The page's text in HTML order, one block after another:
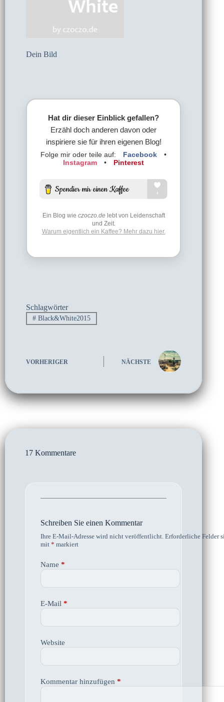
Dein Bild
Hat dir dieser Einblick gefallen?
Erzähl doch anderen davon oder
inspiriere sie für ihren eigenen Blog!
Folge mir oder teile auf: Facebook
•
Instagram
• Pinterest
Ein Blog wie czoczo.delebt von Leidenschaft
und Zeit.
Warum eigentlich ein Kaffee? Mehr dazu hier.
Schlagwörter
#Black&White2015
VORHERIGER NÄCHSTE
17 Kommentare
Schreiben Sie einen Kommentar
Ihre E-Mail-Adresse wird nicht veröffentlicht. Erforderliche Felder
mit * markiert
Name *
E-Mail *
Website
Kommentar hinzufügen *